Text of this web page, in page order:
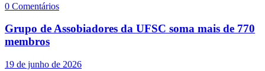
0 Comentários
Grupo de Assobiadores da UFSC soma mais de 770
membros
19 de junho de 2026